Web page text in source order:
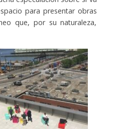
para presentar obras
que, por su naturaleza,